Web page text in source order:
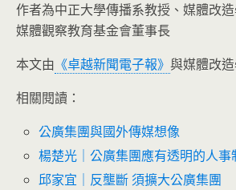
作者為中正大學傳播系教授、媒體改
媒體觀察教育基金會董事長
本文由 《卓越新聞電子報》 與媒體改
相關閱讀：
公廣集團與國外傳媒想像
楊楚光｜公廣集團應有透明的人事
邱家宜｜反壟斷 須擴大公廣集團